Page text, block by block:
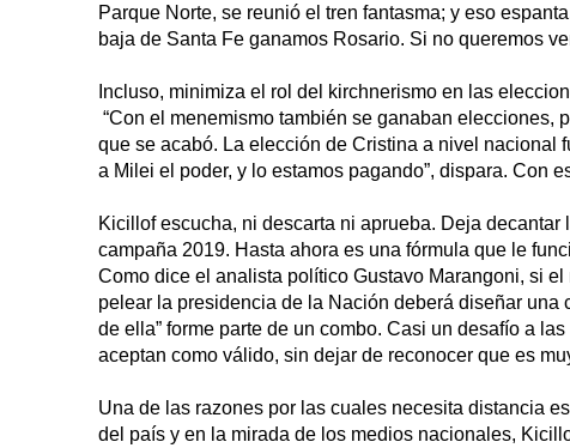
Parque Norte, se reunió el tren fantasma; y eso
baja de Santa Fe ganamos Rosario. Si no queremos
Incluso, minimiza el rol del kirchnerismo en las
“Con el menemismo también se ganaban elecciones,
que se acabó. La elección de Cristina a nivel nacional
a Milei el poder, y lo estamos pagando”, dispara. Con
Kicillof escucha, ni descarta ni aprueba. Deja
campaña 2019. Hasta ahora es una fórmula que le
Como dice el analista político Gustavo Marangoni, si
pelear la presidencia de la Nación deberá diseñar
de ella” forme parte de un combo. Casi un desafío a
aceptan como válido, sin dejar de reconocer que es
Una de las razones por las cuales necesita distancia
del país y en la mirada de los medios nacionales,